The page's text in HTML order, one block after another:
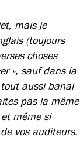
mais je
(toujours
choses
», sauf dans la
aussi banal
pas la même
et même si
vos auditeurs.